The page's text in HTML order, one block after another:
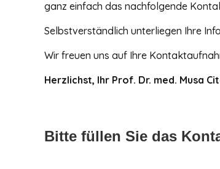
ganz einfach das nachfolgende
Selbstverständlich unterliegen Ihre
Wir freuen uns auf Ihre
Herzlichst, Ihr Prof. Dr. med. Musa
Bitte füllen Sie das